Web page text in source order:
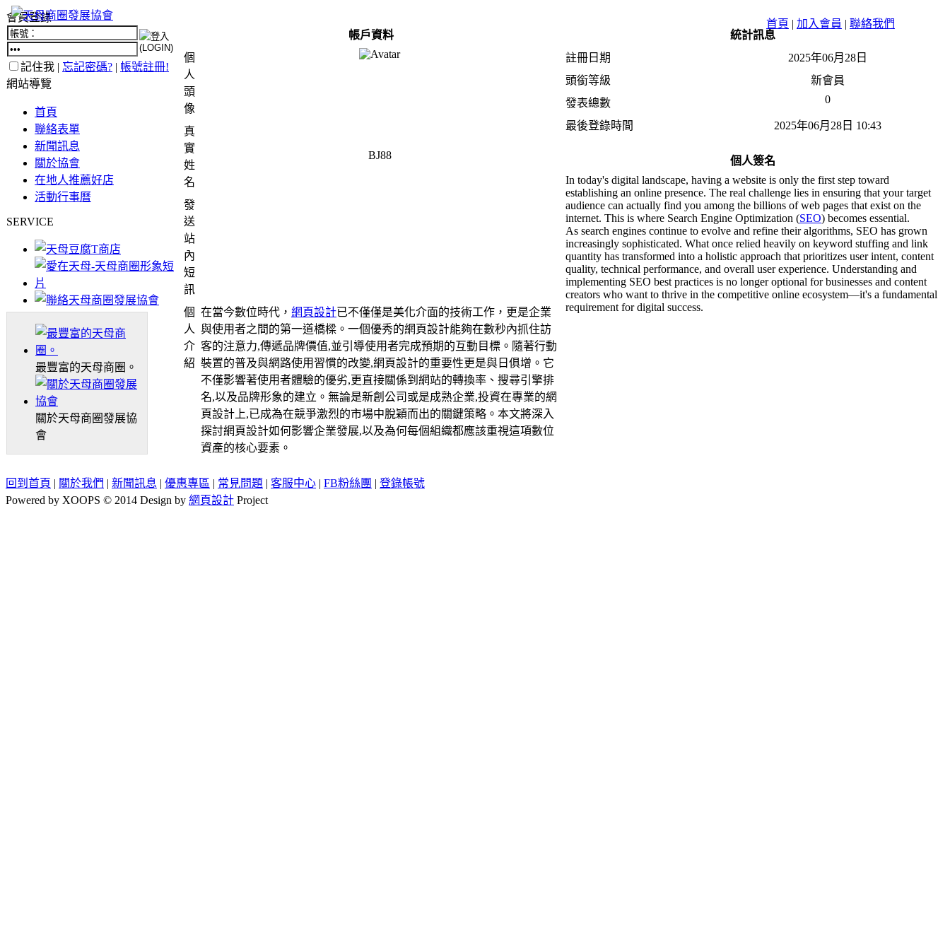
首頁 | 加入會員 | 聯絡我們
會員登錄
記住我 | 忘記密碼? | 帳號註冊!
網站導覽
首頁
聯絡表單
新聞訊息
關於協會
在地人推薦好店
活動行事曆
SERVICE
最豐富的天母商圈。
關於天母商圈發展協
會
帳戶資料
個
人
頭
像
真
實
姓
名
BJ88
發
送
站
內
短
訊
個
人
介
紹
在當今數位時代， 網頁設計已不僅僅是美化介面的技術工作，更是企業
與使用者之間的第一道橋樑。一個優秀的網頁設計能夠在數秒內抓住訪
客的注意力,傳遞品牌價值,並引導使用者完成預期的互動目標。隨著行動
裝置的普及與網路使用習慣的改變,網頁設計的重要性更是與日俱增。它
不僅影響著使用者體驗的優劣,更直接關係到網站的轉換率、搜尋引擎排
名,以及品牌形象的建立。無論是新創公司或是成熟企業,投資在專業的網
頁設計上,已成為在競爭激烈的市場中脫穎而出的關鍵策略。本文將深入
探討網頁設計如何影響企業發展,以及為何每個組織都應該重視這項數位
資產的核心要素。
統計訊息
註冊日期
2025年06月28日
頭銜等級
新會員
發表總數
0
最後登錄時間 2025年06月28日 10:43
個人簽名
In today's digital landscape, having a website is only the first step toward
establishing an online presence. The real challenge lies in ensuring that your target
audience can actually find you among the billions of web pages that exist on the
internet. This is where Search Engine Optimization (SEO) becomes essential.
As search engines continue to evolve and refine their algorithms, SEO has grown
increasingly sophisticated. What once relied heavily on keyword stuffing and link
quantity has transformed into a holistic approach that prioritizes user intent, content
quality, technical performance, and overall user experience. Understanding and
implementing SEO best practices is no longer optional for businesses and content
creators who want to thrive in the competitive online ecosystem—it's a fundamental
requirement for digital success.
回到首頁 | 關於我們 | 新聞訊息 | 優惠專區 | 常見問題 | 客服中心 | FB粉絲團 | 登錄帳號
Powered by XOOPS © 2014 Design by 網頁設計 Project